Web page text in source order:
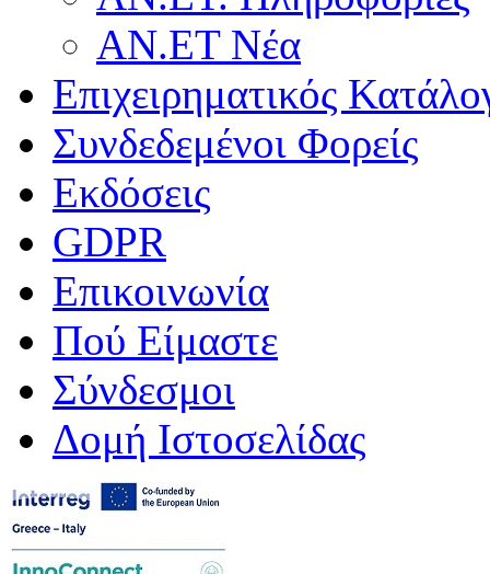
ΑΝ.ΕΤ Νέα
Επιχειρηματικός
Συνδεδεμένοι Φορείς
Εκδόσεις
GDPR
Επικοινωνία
Πού Είμαστε
Σύνδεσμοι
Δομή Ιστοσελίδας